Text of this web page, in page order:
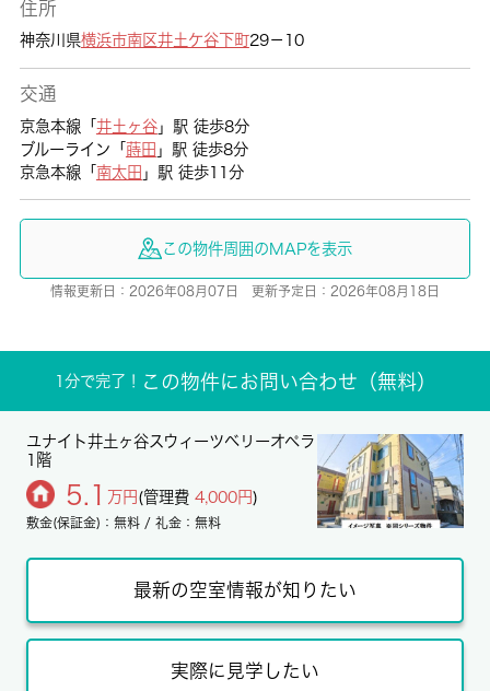
住所
神奈川県横浜市南区井土ケ谷下町29－10
交通
京急本線「 井土ヶ谷」駅 徒歩8分
ブルーライン「 蒔田 」駅 徒歩8分
京急本線「 南太田 」駅 徒歩11分
この物件周囲のMAPを表示
情報更新日：2026年08月07日 更新予定日：2026年08月18日
1分で完了！ この物件にお問い合わせ（無料）
ユナイト井土ヶ谷スウィーツベリーオペラ
1階
5.1 万円 (管理費 4,000円)
敷金(保証金)：無料 / 礼金：無料
最新の空室情報が知りたい
実際に見学したい